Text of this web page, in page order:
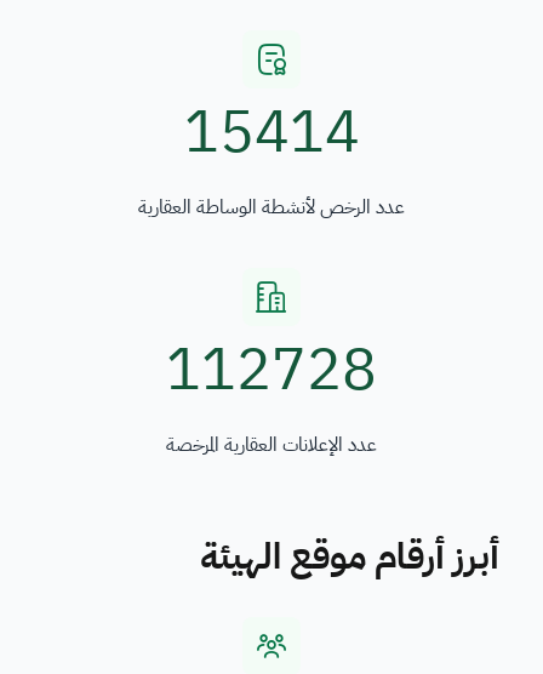
15414
عدد الرخص لأنشطة الوساطة العقارية
112728
عدد الإعلانات العقارية المرخصة
أبرز أرقام موقع الهيئة